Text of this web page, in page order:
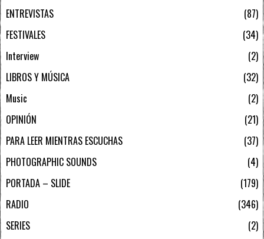
ENTREVISTAS
87
FESTIVALES
34
Interview
2
LIBROS Y MÚSICA
32
Music
2
OPINIÓN
21
PARA LEER MIENTRAS ESCUCHAS
37
PHOTOGRAPHIC SOUNDS
4
PORTADA – SLIDE
179
RADIO
346
SERIES
2